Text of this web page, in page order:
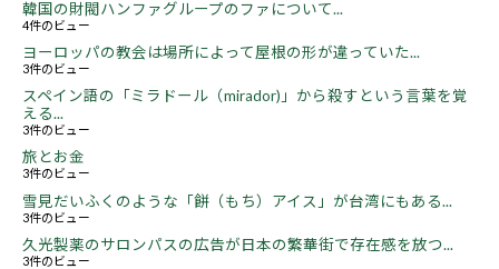
韓国の財閥ハンファグループのファについて...
4件のビュー
ヨーロッパの教会は場所によって屋根の形が違っていた...
3件のビュー
スペイン語の「ミラドール（mirador)」から殺すという言葉を覚
える...
3件のビュー
旅とお金
3件のビュー
雪見だいふくのような「餅（もち）アイス」が台湾にもある...
3件のビュー
久光製薬のサロンパスの広告が日本の繁華街で存在感を放つ...
3件のビュー